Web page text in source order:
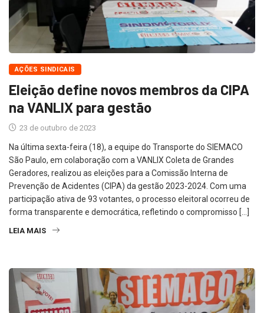
AÇÕES SINDICAIS
Eleição define novos membros da CIPA
na VANLIX para gestão
23 de outubro de 2023
Na última sexta-feira (18), a equipe do Transporte do SIEMACO
São Paulo, em colaboração com a VANLIX Coleta de Grandes
Geradores, realizou as eleições para a Comissão Interna de
Prevenção de Acidentes (CIPA) da gestão 2023-2024. Com uma
participação ativa de 93 votantes, o processo eleitoral ocorreu de
forma transparente e democrática, refletindo o compromisso […]
LEIA MAIS